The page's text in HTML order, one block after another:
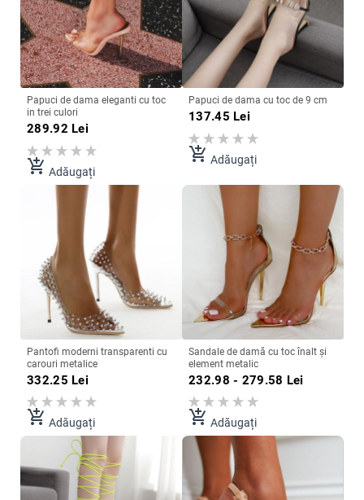
Papuci de dama eleganti cu toc
in trei culori
289.92 Lei
add_shopping_cart Adăugați
Papuci de dama cu toc de 9 cm
137.45 Lei
add_shopping_cart Adăugați
Pantofi moderni transparenti cu
carouri metalice
332.25 Lei
add_shopping_cart Adăugați
Sandale de damă cu toc înalt și
element metalic
232.98 - 279.58 Lei
add_shopping_cart Adăugați